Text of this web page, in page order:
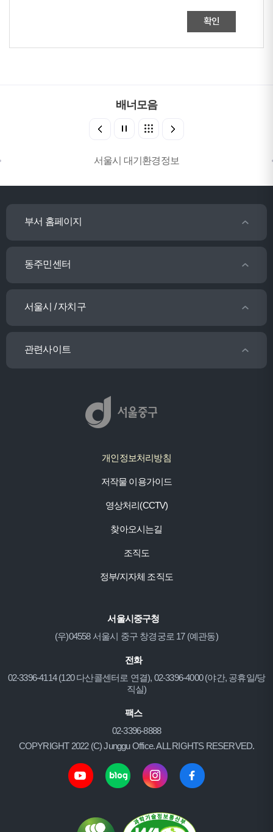
확인
배너모음
서울시 대기환경정보
부서 홈페이지
동주민센터
서울시 / 자치구
관련사이트
개인정보처리방침
저작물 이용가이드
영상처리(CCTV)
찾아오시는길
조직도
정부/지자체 조직도
서울시중구청
(우)04558 서울시 중구 창경궁로 17 (예관동)
전화
02-3396-4114 (120 다산콜센터로 연결), 02-3396-4000 (야간, 공휴일/당
직실)
팩스
02-3396-8888
COPYRIGHT 2022 (C) Junggu Office. ALL RIGHTS RESERVED.